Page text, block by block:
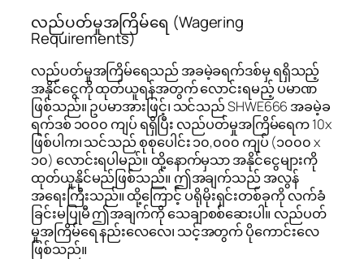
လည်ပတ်မှုအကြိမ်ရေ (Wagering
Requirements)
လည်ပတ်မှုအကြိမ်ရေသည် အခမဲ့ခရက်ဒစ်မှ ရရှိသည့်
အနိုင်ငွေကို ထုတ်ယူရန်အတွက် လောင်းရမည့် ပမာဏ
ဖြစ်သည်။ ဥပမာအားဖြင့်၊ သင်သည် SHWE666 အခမဲ့ခ
ရက်ဒစ် ၁၀၀၀ ကျပ် ရရှိပြီး လည်ပတ်မှုအကြိမ်ရေက 10x
ဖြစ်ပါက၊ သင်သည် စုစုပေါင်း ၁၀,၀၀၀ ကျပ် (၁၀၀၀ x
၁၀) လောင်းရပါမည်။ ထို့နောက်မှသာ အနိုင်ငွေများကို
ထုတ်ယူနိုင်မည်ဖြစ်သည်။ ဤအချက်သည် အလွန်
အရေးကြီးသည်။ ထို့ကြောင့် ပရိုမိုးရှင်းတစ်ခုကို လက်ခံ
ခြင်းမပြုမီ ဤအချက်ကို သေချာစစ်ဆေးပါ။ လည်ပတ်
မှုအကြိမ်ရေ နည်းလေလေ၊ သင့်အတွက် ပိုကောင်းလေ
ဖြစ်သည်။